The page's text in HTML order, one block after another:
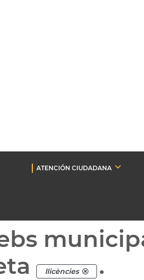
ATENCIÓN CIUDADANA
llicències .